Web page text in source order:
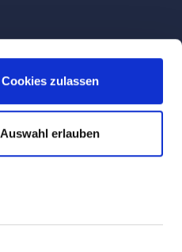
Cookies zulassen
Auswahl erlauben